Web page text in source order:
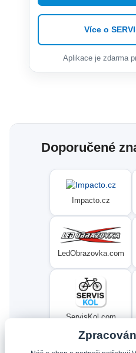
Více o
Aplikace je zdarma
Doporučené
Impacto.cz
LedObrazovka.com
ServisKol.com